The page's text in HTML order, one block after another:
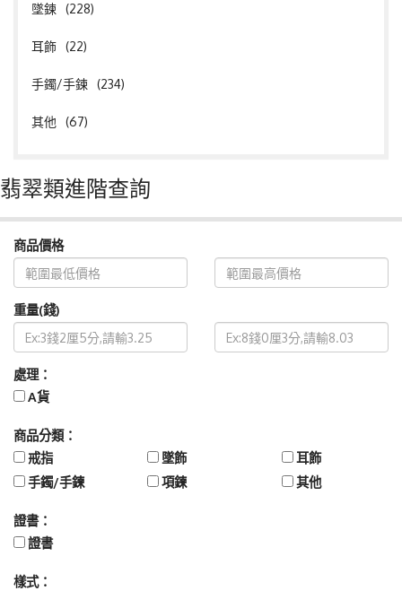
墜鍊 (228)
耳飾 (22)
手鐲/手鍊 (234)
其他 (67)
翡翠類進階查詢
商品價格
重量(錢)
處理：
A貨
商品分類：
戒指
墜飾
耳飾
手鐲/手鍊
項鍊 其他
證書：
證書
樣式：